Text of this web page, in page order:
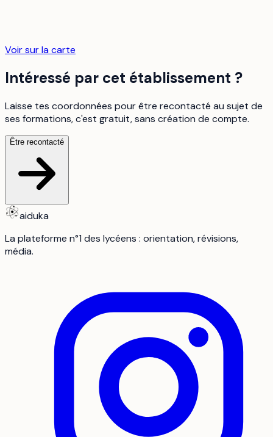
Voir sur la carte
Intéressé par cet établissement ?
Laisse tes coordonnées pour être recontacté au sujet de
ses formations, c'est gratuit, sans création de compte.
Être recontacté
aiduka
La plateforme n°1 des lycéens : orientation, révisions,
média.